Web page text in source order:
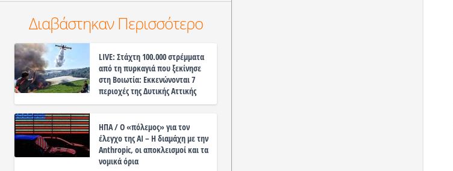
Διαβάστηκαν Περισσότερο
LIVE: Στάχτη 100.000 στρέμματα
από τη πυρκαγιά που ξεκίνησε
στη Βοιωτία: Εκκενώνονται 7
περιοχές της Δυτικής Αττικής
ΗΠΑ / Ο «πόλεμος» για τον
έλεγχο της ΑΙ – Η διαμάχη με την
Anthropic, οι αποκλεισμοί και τα
νομικά όρια